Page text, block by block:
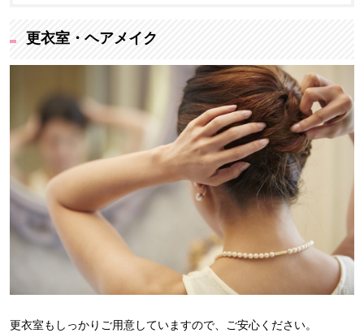
更衣室・ヘアメイク
更衣室もしっかりご用意していますので、ご安心ください。